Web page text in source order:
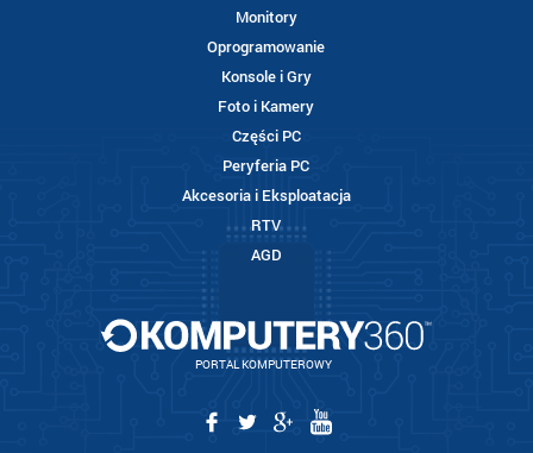
Monitory
Oprogramowanie
Konsole i Gry
Foto i Kamery
Części PC
Peryferia PC
Akcesoria i Eksploatacja
RTV
AGD
PORTAL KOMPUTEROWY